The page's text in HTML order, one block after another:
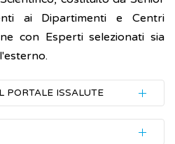
ai Dipartimenti e Centri
con Esperti selezionati sia
PORTALE ISSALUTE